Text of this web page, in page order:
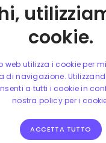
di
tua
cookie.
web utilizza i cookie per
di navigazione.
a tutti i cookie in
nostra policy per i
ACCETTA TUTTO